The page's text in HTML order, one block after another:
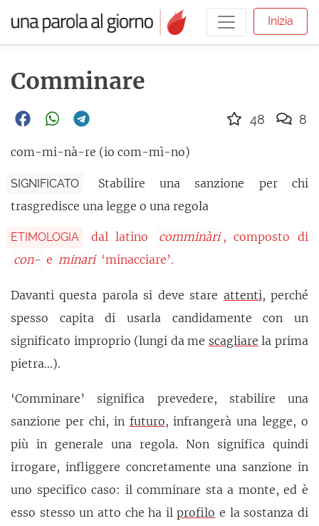
Inizia
Comminare
com-mi-nà-re (io com-mì-no)
SIGNIFICATO
Stabilire una sanzione per chi
trasgredisce una legge o una regola
ETIMOLOGIA dal latino comminàri , composto di
con- e minari ‘minacciare’.
Davanti questa parola si deve stare attenti, perché
spesso capita di usarla candidamente con un
significato improprio (lungi da me scagliare la prima
pietra…).
‘Comminare’ significa prevedere, stabilire una
sanzione per chi, in futuro, infrangerà una legge, o
più in generale una regola. Non significa quindi
irrogare, infliggere concretamente una sanzione in
uno specifico caso: il comminare sta a monte, ed è
esso stesso un atto che ha ilprofilo e la sostanza di
48 8